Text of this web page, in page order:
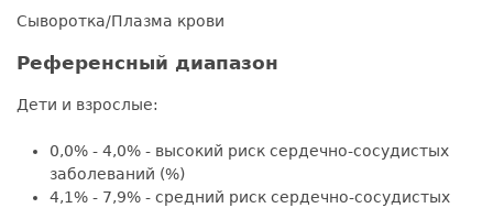
Сыворотка/Плазма крови
Референсный диапазон
Дети и взрослые:
0,0% - 4,0% - высокий риск сердечно-сосудистых
заболеваний (%)
4,1% - 7,9% - средний риск сердечно-сосудистых